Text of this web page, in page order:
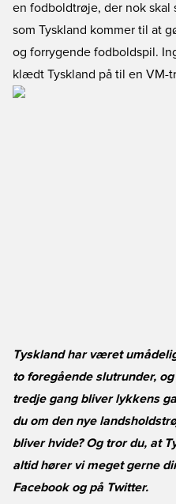
en fodboldtrøje, der nok skal
som Tyskland kommer til at
og forrygende fodboldspil.
klædt Tyskland på til en VM-
Tyskland har været
to foregående slutrunder,
tredje gang bliver lykkens
du om den nye
bliver hvide? Og tror du, at
altid hører vi meget gerne
Facebookog på Twitter.